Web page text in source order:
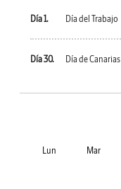
Día 1. Día del Trabajo
Día 30. Día de Canarias
Lun Mar